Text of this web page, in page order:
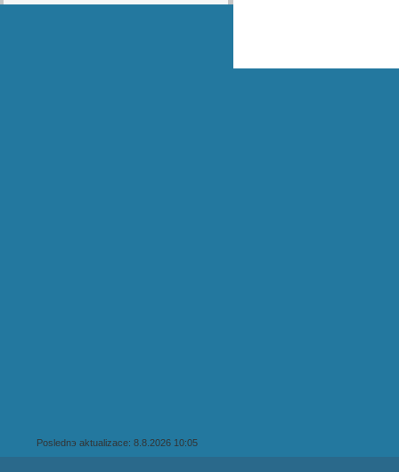
Poslednэ aktualizace: 8.8.2026 10:05